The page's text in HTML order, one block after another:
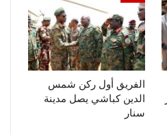
الفريق أول ركن شمس
الدين كباشي يصل مدينة
سنار